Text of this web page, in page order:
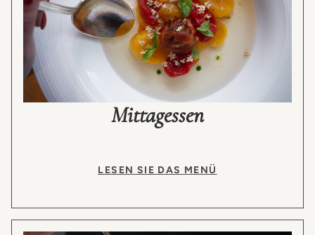
Mittagessen
LESEN SIE DAS MENÜ